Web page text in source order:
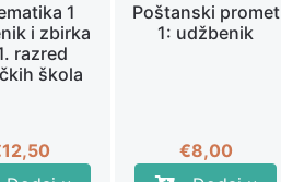
1
i zbirka
razred
škola
12,50
Poštanski promet
1: udžbenik
€8,00